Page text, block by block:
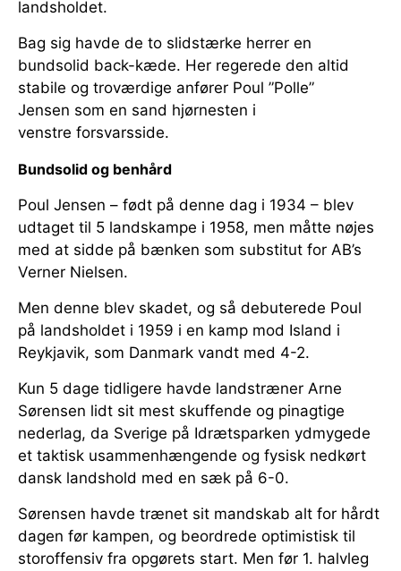
landsholdet.
Bag sig havde de to slidstærke herrer en
bundsolid back-kæde. Her regerede den altid
stabile og troværdige anfører Poul ”Polle”
Jensen som en sand hjørnesten i
venstre forsvarsside.
Bundsolid og benhård
Poul Jensen – født på denne dag i 1934 – blev
udtaget til 5 landskampe i 1958, men måtte nøjes
med at sidde på bænken som substitut for AB’s
Verner Nielsen.
Men denne blev skadet, og så debuterede Poul
på landsholdet i 1959 i en kamp mod Island i
Reykjavik, som Danmark vandt med 4-2.
Kun 5 dage tidligere havde landstræner Arne
Sørensen lidt sit mest skuffende og pinagtige
nederlag, da Sverige på Idrætsparken ydmygede
et taktisk usammenhængende og fysisk nedkørt
dansk landshold med en sæk på 6-0.
Sørensen havde trænet sit mandskab alt for hårdt
dagen før kampen, og beordrede optimistisk til
storoffensiv fra opgørets start. Men før 1. halvleg